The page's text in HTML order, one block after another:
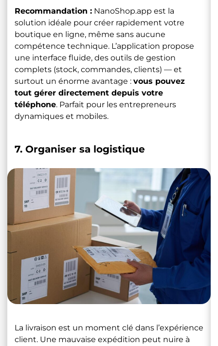
Recommandation : NanoShop.app est la
solution idéale pour créer rapidement votre
boutique en ligne, même sans aucune
compétence technique. L’application propose
une interface fluide, des outils de gestion
complets (stock, commandes, clients) — et
surtout un énorme avantage : vous pouvez
tout gérer directement depuis votre
téléphone. Parfait pour les entrepreneurs
dynamiques et mobiles.
7. Organiser sa logistique
La livraison est un moment clé dans l’expérience
client. Une mauvaise expédition peut nuire à